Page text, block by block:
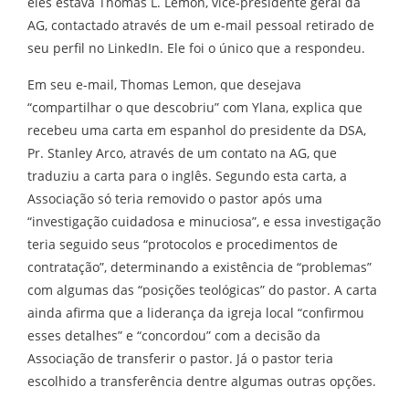
AG, contactado através de um e-mail pessoal retirado de
seu perfil no LinkedIn. Ele foi o único que a respondeu.
Em seu e-mail, Thomas Lemon, que desejava
“compartilhar o que descobriu” com Ylana, explica que
recebeu uma carta em espanhol do presidente da DSA,
Pr. Stanley Arco, através de um contato na AG, que
traduziu a carta para o inglês. Segundo esta carta, a
Associação só teria removido o pastor após uma
“investigação cuidadosa e minuciosa”, e essa investigação
teria seguido seus “protocolos e procedimentos de
contratação”, determinando a existência de “problemas”
com algumas das “posições teológicas” do pastor. A carta
ainda afirma que a liderança da igreja local “confirmou
esses detalhes” e “concordou” com a decisão da
Associação de transferir o pastor. Já o pastor teria
escolhido a transferência dentre algumas outras opções.